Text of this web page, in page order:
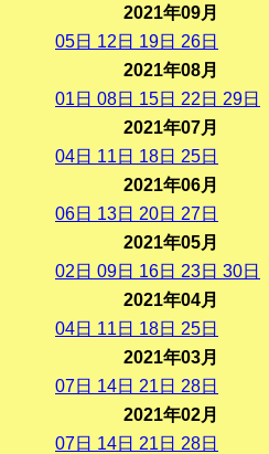
2021年09月
05日 12 日 19日 26日
2021年08月
01 日 08日 15日 22 日 29日
2021年07月
04日 11 日 18日 25日
2021年06月
06日 13日 20日 27日
2021年05月
02 日 09日 16日 23日 30日
2021年04月
04日 11 日 18日 25日
2021年03月
07日 14日 21 日 28日
2021年02月
07日 14日 21 日 28日